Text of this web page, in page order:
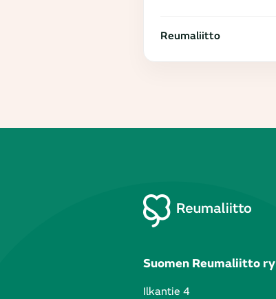
Reumaliitto
Suomen Reumaliitto ry
Ilkantie 4